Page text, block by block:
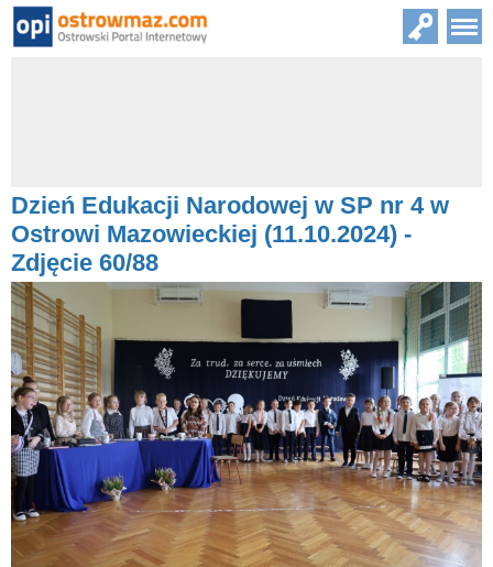
Dzień Edukacji Narodowej w SP nr 4 w
Ostrowi Mazowieckiej (11.10.2024) -
Zdjęcie 60/88